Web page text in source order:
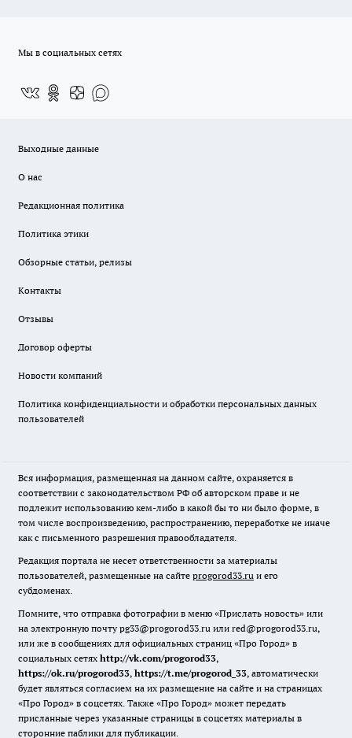
Мы в социальных сетях
Выходные данные
О нас
Редакционная политика
Политика этики
Обзорные статьи, релизы
Контакты
Отзывы
Договор оферты
Новости компаний
Политика конфиденциальности и обработки персональных данных
пользователей
Вся информация, размещенная на данном сайте, охраняется в
соответствии с законодательством РФ об авторском праве и не
подлежит использованию кем-либо в какой бы то ни было форме, в
том числе воспроизведению, распространению, переработке не иначе
как с письменного разрешения правообладателя.
Редакция портала не несет ответственности за материалы
пользователей, размещенные на сайте progorod33.ru и его
субдоменах.
Помните, что отправка фотографии в меню «Прислать новость» или
на электронную почту pg33@progorod33.ru или red@progorod33.ru,
или же в сообщениях для официальных страниц «Про Город» в
социальных сетях http://vk.com/progorod33,
https://ok.ru/progorod33, https://t.me/progorod_33, автоматически
будет являться согласием на их размещение на сайте и на страницах
«Про Город» в соцсетях. Также «Про Город» может передать
присланные через указанные страницы в соцсетях материалы в
сторонние паблики для публикации.